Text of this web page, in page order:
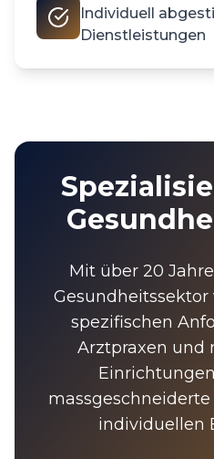
Individuell
Dienstleistungen
Mit über 20
spezifischen
Arztpraxen und
individuellen